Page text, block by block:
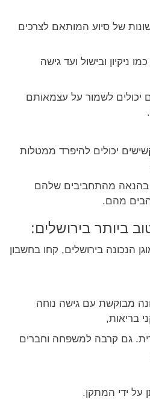
של סיוע המותאם לצרכים
ניקיון ובישול ועד גישה
יכולים לשמור על עצמאותם
יכולים להיפרד ממטלות
מהתחביבים שלהם
מהם.
ביותר בירושלים:
הנכונה בירושלים, קחו בחשבון
מבוקשת עם גישה נוחה
בריאות,
גם קרבה למשפחה וחברים
על ידי המתקן.